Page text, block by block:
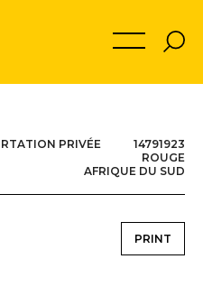
PRIVÉE 14791923
ROUGE
AFRIQUE DU SUD
PRINT